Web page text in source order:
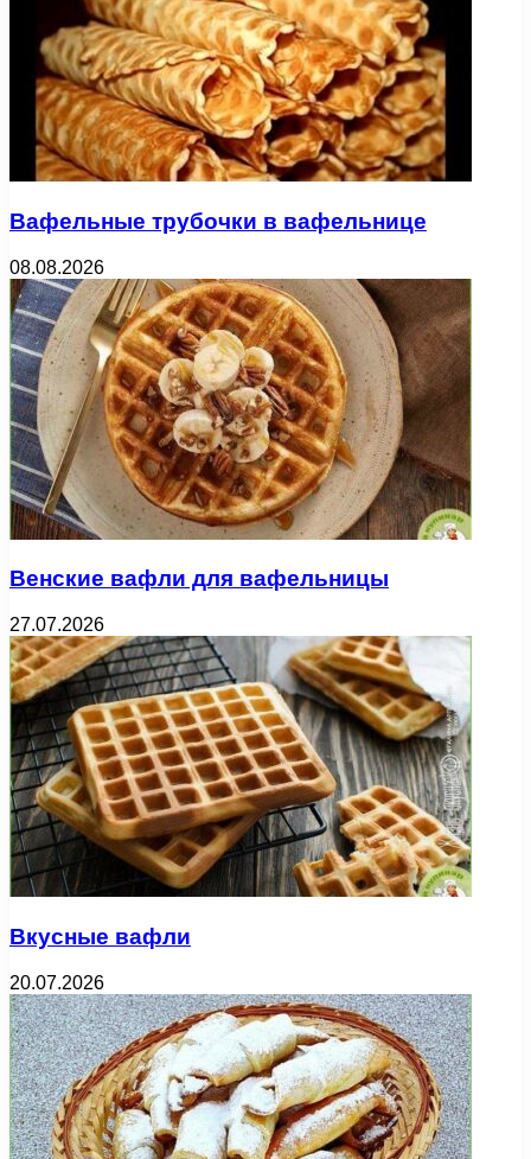
Вафельные трубочки в вафельнице
08.08.2026
Венские вафли для вафельницы
27.07.2026
Вкусные вафли
20.07.2026